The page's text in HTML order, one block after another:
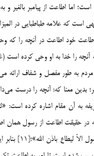
اما اطاعت از پيامبر
اطیعوا تکرار شده است.[8] دوم: وجهی است
(در آيه شريفه 59 سوره نساء) از اطاعت خود
را خدا به او وحي كرده است
به طور مفصل و شفاف ارائه
دوم مقام رأي و نظر؛ بدين معنا
حقيقت اطاعت از رسول همان
كرده است، همان